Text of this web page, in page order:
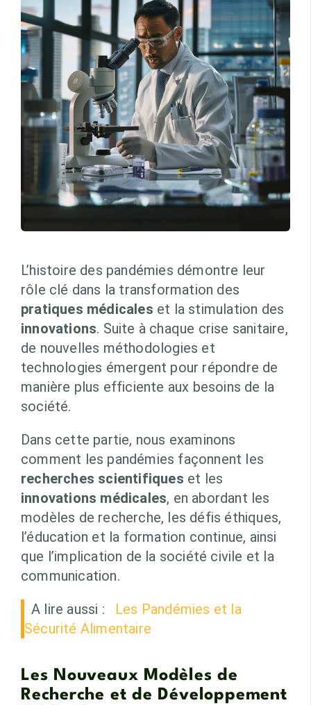
L’histoire des pandémies démontre leur
rôle clé dans la transformation des
pratiques médicales et la stimulation des
innovations. Suite à chaque crise sanitaire,
de nouvelles méthodologies et
technologies émergent pour répondre de
manière plus efficiente aux besoins de la
société.
Dans cette partie, nous examinons
comment les pandémies façonnent les
recherches scientifiques et les
innovations médicales, en abordant les
modèles de recherche, les défis éthiques,
l’éducation et la formation continue, ainsi
que l’implication de la société civile et la
communication.
A lire aussi :
Les Pandémies et la
Sécurité Alimentaire
Les Nouveaux Modèles de
Recherche et de Développement